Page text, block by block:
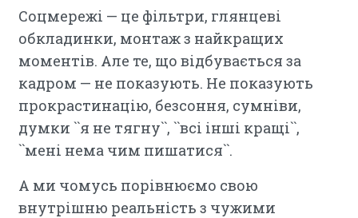
Соцмережі — це фільтри, глянцеві
обкладинки, монтаж з найкращих
моментів. Але те, що відбувається за
кадром — не показують. Не показують
прокрастинацію, безсоння, сумніви,
думки ``я не тягну``, ``всі інші кращі``,
``мені нема чим пишатися``.
А ми чомусь порівнюємо свою
внутрішню реальність з чужими